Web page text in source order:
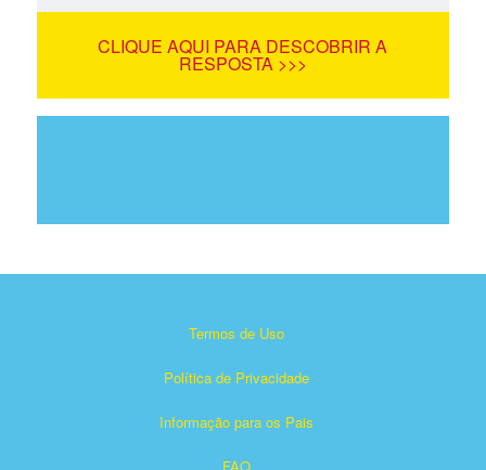
CLIQUE AQUI PARA DESCOBRIR A
RESPOSTA >>>
Termos de Uso
Política de Privacidade
Informação para os Pais